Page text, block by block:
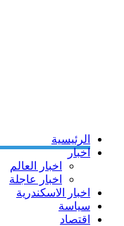
الرئيسية
اخبار
اخبار العالم
اخبار عاجلة
اخبار الاسكندرية
سياسة
اقتصاد